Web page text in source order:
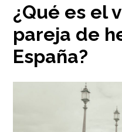
¿Qué es el
pareja de
España?